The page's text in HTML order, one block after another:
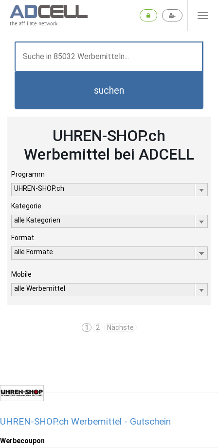
the affiliate network
suchen
UHREN-SHOP.ch
Werbemittel bei ADCELL
Programm
UHREN-SHOP.ch
Kategorie
alle Kategorien
Format
alle Formate
Mobile
alle Werbemittel
1 2 Nächste
UHREN-SHOP.ch Werbemittel - Gutschein
Werbecoupon